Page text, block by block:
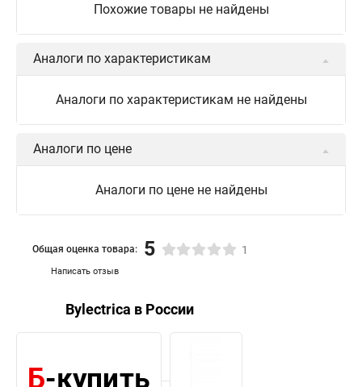
Похожие товары не найдены
Аналоги по характеристикам
Аналоги по характеристикам не найдены
Аналоги по цене
Аналоги по цене не найдены
Написать отзыв
Общая оценка товара: 5 1
Bylectrica в России